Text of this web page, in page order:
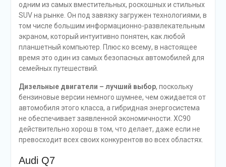
одним из самых вместительных, роскошных и стильных
SUV на рынке. Он под завязку загружен технологиями, в
том числе большим информационно-развлекательным
экраном, который интуитивно понятен, как любой
планшетный компьютер. Плюс ко всему, в настоящее
время это один из самых безопасных автомобилей для
семейных путешествий.
Дизельные двигатели – лучший выбор, поскольку
бензиновые версии немного шумнее, чем ожидается от
автомобиля этого класса, а гибридная энергосистема
не обеспечивает заявленной экономичности. XC90
действительно хорош в том, что делает, даже если не
превосходит всех своих конкурентов во всех областях.
Audi Q7